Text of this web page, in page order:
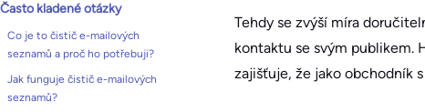
Často kladené otázky
Co je to čistič e-mailových
seznamů a proč ho potřebuji?
Jak funguje čistič e-mailových
seznamů?
Tehdy se zvýší míra
kontaktu se svým publikem.
zajišťuje, že jako obchodník